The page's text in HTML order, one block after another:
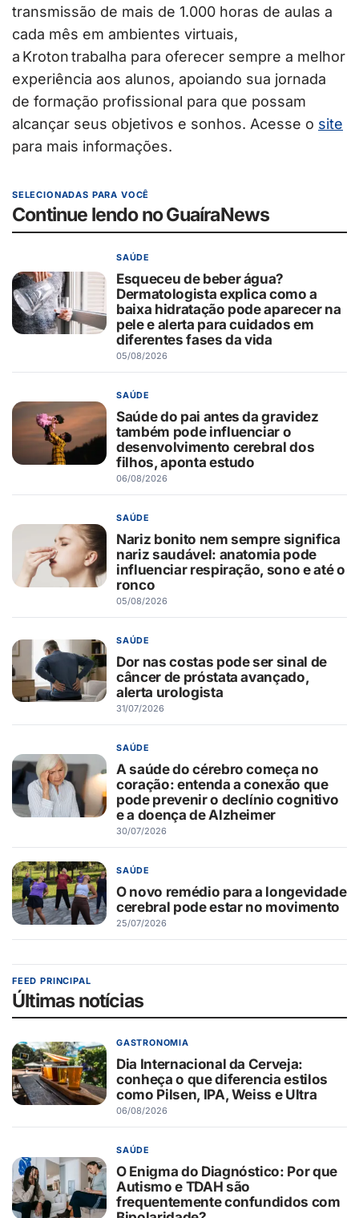
transmissão de mais de 1.000 horas de aulas a
cada mês em ambientes virtuais,
a Kroton trabalha para oferecer sempre a melhor
experiência aos alunos, apoiando sua jornada
de formação profissional para que possam
alcançar seus objetivos e sonhos. Acesse o site
para mais informações.
SELECIONADAS PARA VOCÊ
Continue lendo no GuaíraNews
SAÚDE
Esqueceu de beber água?
Dermatologista explica como a
baixa hidratação pode aparecer na
pele e alerta para cuidados em
diferentes fases da vida
05/08/2026
SAÚDE
Saúde do pai antes da gravidez
também pode influenciar o
desenvolvimento cerebral dos
filhos, aponta estudo
06/08/2026
SAÚDE
Nariz bonito nem sempre significa
nariz saudável: anatomia pode
influenciar respiração, sono e até o
ronco
05/08/2026
SAÚDE
Dor nas costas pode ser sinal de
câncer de próstata avançado,
alerta urologista
31/07/2026
SAÚDE
A saúde do cérebro começa no
coração: entenda a conexão que
pode prevenir o declínio cognitivo
e a doença de Alzheimer
30/07/2026
SAÚDE
O novo remédio para a longevidade
cerebral pode estar no movimento
25/07/2026
FEED PRINCIPAL
Últimas notícias
GASTRONOMIA
Dia Internacional da Cerveja:
conheça o que diferencia estilos
como Pilsen, IPA, Weiss e Ultra
06/08/2026
SAÚDE
O Enigma do Diagnóstico: Por que
Autismo e TDAH são
frequentemente confundidos com